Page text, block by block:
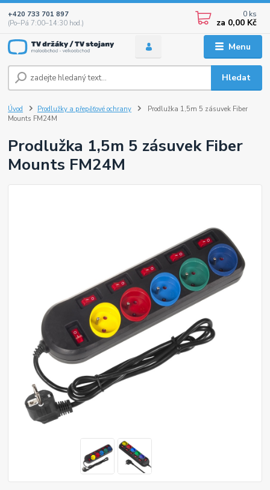
Menu
Hledat
+420 733 701 897
(Po–Pá 7:00–14:30 hod.)
0 ks
za 0,00 Kč
Úvod Prodlužky a přepěťové ochrany
Prodlužka 1,5m 5 zásuvek Fiber
Mounts FM24M
Prodlužka 1,5m 5 zásuvek Fiber
Mounts FM24M